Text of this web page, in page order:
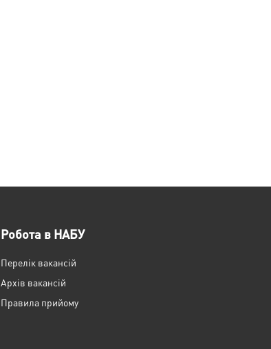
Робота в НАБУ
Перелік вакансій
Архів вакансій
Правила прийому